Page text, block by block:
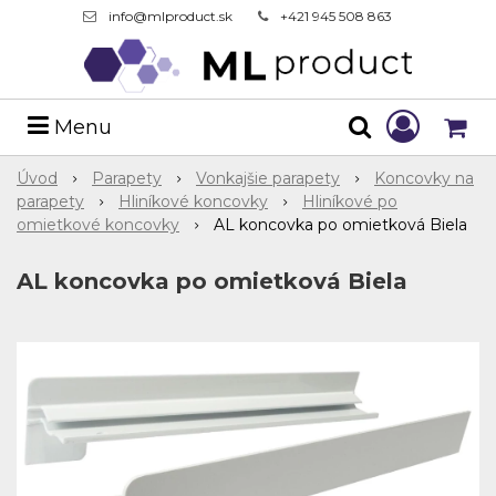
info@mlproduct.sk +421 945 508 863
Menu
Úvod Parapety Vonkajšie parapety
Koncovky na
parapety
Hliníkové koncovky
Hliníkové po
omietkové koncovky
AL koncovka po omietková Biela
AL koncovka po omietková Biela